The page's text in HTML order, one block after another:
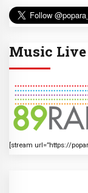
Music Live
[stream url=”https://